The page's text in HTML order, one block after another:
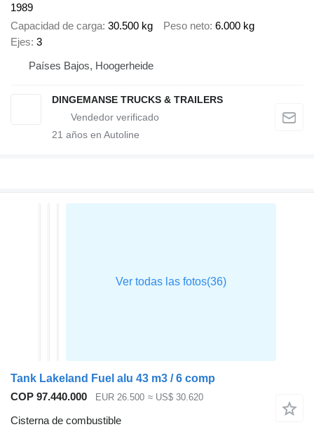
1989
Capacidad de carga 30.500 kg Peso neto 6.000 kg
Ejes 3
Países Bajos, Hoogerheide
DINGEMANSE TRUCKS & TRAILERS
21 años en Autoline
Tank Lakeland Fuel alu 43 m3 / 6 comp
COP 97.440.000
EUR 26.500 ≈ US$ 30.620
Cisterna de combustible